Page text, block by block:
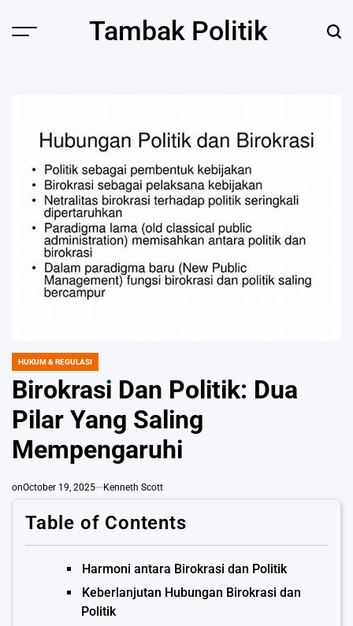
Tambak Politik
POSTED
HUKUM & REGULASI
Birokrasi Dan Politik: Dua
Pilar Yang Saling
Mempengaruhi
onOctober 19, 2025 Kenneth Scott
Table of Contents
Harmoni antara Birokrasi dan Politik
Keberlanjutan Hubungan Birokrasi dan
Politik